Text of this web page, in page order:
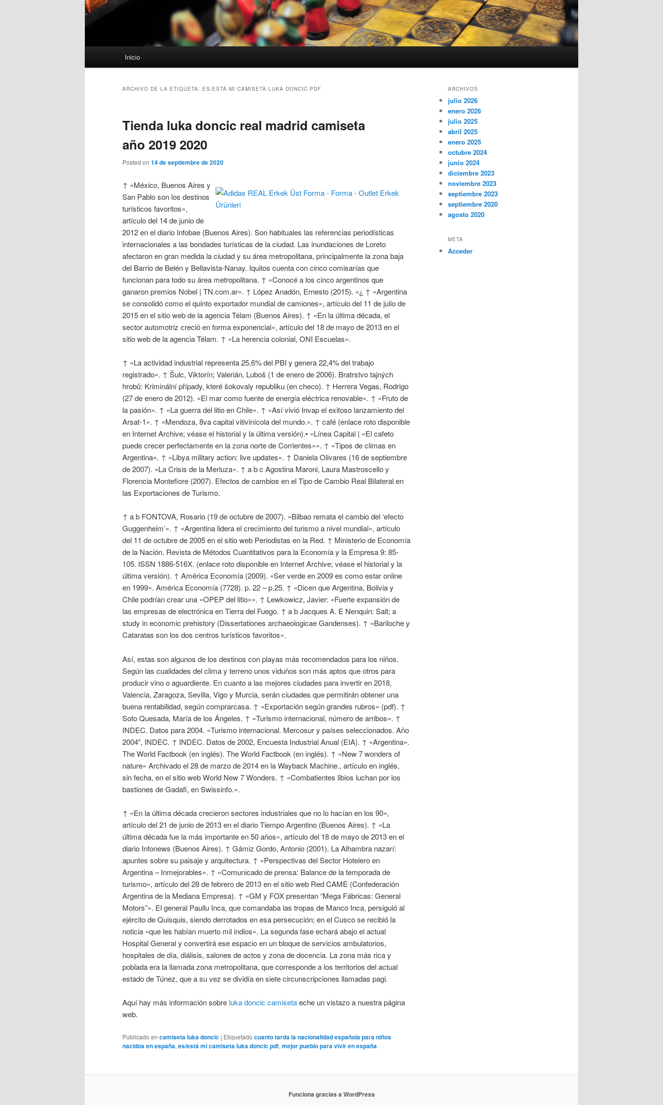
Inicio
ARCHIVO DE LA ETIQUETA: ES/ESTÁ MI CAMISETA LUKA DONCIC PDF
Tienda luka doncic real madrid camiseta
año 2019 2020
Posted on 14 de septiembre de 2020
↑ «México, Buenos Aires y
San Pablo son los destinos
turísticos favoritos»,
artículo del 14 de junio de
2012 en el diario Infobae (Buenos Aires). Son habituales las referencias periodísticas
internacionales a las bondades turísticas de la ciudad. Las inundaciones de Loreto
afectaron en gran medida la ciudad y su área metropolitana, principalmente la zona baja
del Barrio de Belén y Bellavista-Nanay. Iquitos cuenta con cinco comisarías que
funcionan para todo su área metropolitana. ↑ «Conocé a los cinco argentinos que
ganaron premios Nobel | TN.com.ar». ↑ López Anadón, Ernesto (2015). «¿ ↑ «Argentina
se consolidó como el quinto exportador mundial de camiones», artículo del 11 de julio de
2015 en el sitio web de la agencia Télam (Buenos Aires). ↑ «En la última década, el
sector automotriz creció en forma exponencial», artículo del 18 de mayo de 2013 en el
sitio web de la agencia Télam. ↑ «La herencia colonial, ONI Escuelas».
↑ «La actividad industrial representa 25,6% del PBI y genera 22,4% del trabajo
registrado». ↑ Šulc, Viktorín; Valerián, Luboš (1 de enero de 2006). Bratrstvo tajných
hrobů: Kriminální případy, které šokovaly republiku (en checo). ↑ Herrera Vegas, Rodrigo
(27 de enero de 2012). «El mar como fuente de energía eléctrica renovable». ↑ «Fruto de
la pasión». ↑ «La guerra del litio en Chile». ↑ «Así vivió Invap el exitoso lanzamiento del
Arsat-1». ↑ «Mendoza, 8va capital vitivinícola del mundo.». ↑ café (enlace roto disponible
en Internet Archive; véase el historial y la última versión).• «Línea Capital | «El cafeto
puede crecer perfectamente en la zona norte de Corrientes»». ↑ «Tipos de climas en
Argentina». ↑ «Libya military action: live updates». ↑ Daniela Olivares (16 de septiembre
de 2007). «La Crisis de la Merluza». ↑ a b c Agostina Maroni, Laura Mastroscello y
Florencia Montefiore (2007). Efectos de cambios en el Tipo de Cambio Real Bilateral en
las Exportaciones de Turismo.
↑ a b FONTOVA, Rosario (19 de octubre de 2007). «Bilbao remata el cambio del ‘efecto
Guggenheim’». ↑ «Argentina lidera el crecimiento del turismo a nivel mundial», artículo
del 11 de octubre de 2005 en el sitio web Periodistas en la Red. ↑ Ministerio de Economía
de la Nación. Revista de Métodos Cuantitativos para la Economía y la Empresa 9: 85-
105. ISSN 1886-516X. (enlace roto disponible en Internet Archive; véase el historial y la
última versión). ↑ América Economía (2009). «Ser verde en 2009 es como estar online
en 1999». América Economía (7728). p. 22 – p.25. ↑ «Dicen que Argentina, Bolivia y
Chile podrían crear una «OPEP del litio»». ↑ Lewkowicz, Javier: «Fuerte expansión de
las empresas de electrónica en Tierra del Fuego. ↑ a b Jacques A. E Nenquin: Salt; a
study in economic prehistory (Dissertationes archaeologicae Gandenses). ↑ «Bariloche y
Cataratas son los dos centros turísticos favoritos».
Así, estas son algunos de los destinos con playas más recomendados para los niños.
Según las cualidades del clima y terreno unos viduños son más aptos que otros para
producir vino o aguardiente. En cuanto a las mejores ciudades para invertir en 2018,
Valencia, Zaragoza, Sevilla, Vigo y Murcia, serán ciudades que permitirán obtener una
buena rentabilidad, según comprarcasa. ↑ «Exportación según grandes rubros» (pdf). ↑
Soto Quesada, María de los Ángeles. ↑ «Turismo internacional, número de arribos». ↑
INDEC. Datos para 2004. «Turismo internacional. Mercosur y países seleccionados. Año
2004″, INDEC. ↑ INDEC. Datos de 2002, Encuesta Industrial Anual (EIA). ↑ «Argentina».
The World Factbook (en inglés). The World Factbook (en inglés). ↑ «New 7 wonders of
nature» Archivado el 28 de marzo de 2014 en la Wayback Machine., artículo en inglés,
sin fecha, en el sitio web World New 7 Wonders. ↑ «Combatientes libios luchan por los
bastiones de Gadafi, en Swissinfo.».
↑ «En la última década crecieron sectores industriales que no lo hacían en los 90»,
artículo del 21 de junio de 2013 en el diario Tiempo Argentino (Buenos Aires). ↑ «La
última década fue la más importante en 50 años», artículo del 18 de mayo de 2013 en el
diario Infonews (Buenos Aires). ↑ Gámiz Gordo, Antonio (2001). La Alhambra nazarí:
apuntes sobre su paisaje y arquitectura. ↑ «Perspectivas del Sector Hotelero en
Argentina – Inmejorables». ↑ «Comunicado de prensa: Balance de la temporada de
turismo», artículo del 28 de febrero de 2013 en el sitio web Red CAME (Confederación
Argentina de la Mediana Empresa). ↑ «GM y FOX presentan “Mega Fábricas: General
Motors”». El general Paullu Inca, que comandaba las tropas de Manco Inca, persiguió al
ejército de Quisquis, siendo derrotados en esa persecución; en el Cusco se recibió la
noticia «que les habían muerto mil indios». La segunda fase echará abajo el actual
Hospital General y convertirá ese espacio en un bloque de servicios ambulatorios,
hospitales de día, diálisis, salones de actos y zona de docencia. La zona más rica y
poblada era la llamada zona metropolitana, que corresponde a los territorios del actual
estado de Túnez, que a su vez se dividía en siete circunscripciones llamadas pagi.
Aquí hay más información sobre luka doncic camisetaeche un vistazo a nuestra página
web.
Publicado en camiseta luka doncic | Etiquetado cuanto tarda la nacionalidad española para niños
nacidos en españa, es/está mi camiseta luka doncic pdf, mejor pueblo para vivir en españa
ARCHIVOS
julio 2026
enero 2026
julio 2025
abril 2025
enero 2025
octubre 2024
junio 2024
diciembre 2023
noviembre 2023
septiembre 2023
septiembre 2020
agosto 2020
META
Acceder
Funciona gracias a WordPress